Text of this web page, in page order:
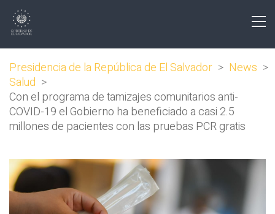
Presidencia de la República de El Salvador > News >
Salud >
Con el programa de tamizajes comunitarios anti-
COVID-19 el Gobierno ha beneficiado a casi 2.5
millones de pacientes con las pruebas PCR gratis